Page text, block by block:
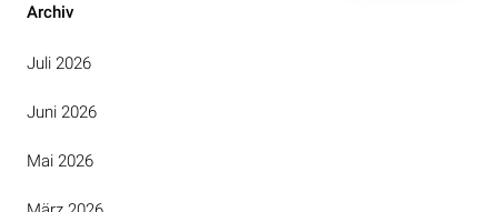
Archiv
Juli 2026
Juni 2026
Mai 2026